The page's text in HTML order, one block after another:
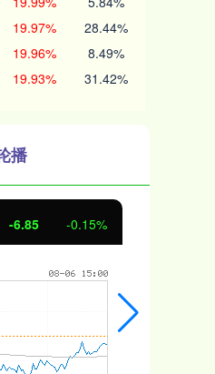
19.97% 28.44%
19.96% 8.49%
19.93% 31.42%
播
北证50